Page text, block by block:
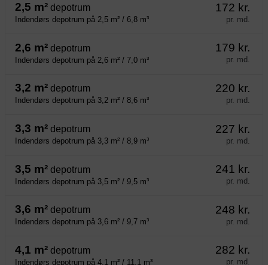
2,5 m² depotrum
Indendørs depotrum på 2,5 m² / 6,8 m³
172 kr.
pr. md.
2,6 m² depotrum
Indendørs depotrum på 2,6 m² / 7,0 m³
179 kr.
pr. md.
3,2 m² depotrum
Indendørs depotrum på 3,2 m² / 8,6 m³
220 kr.
pr. md.
3,3 m² depotrum
Indendørs depotrum på 3,3 m² / 8,9 m³
227 kr.
pr. md.
3,5 m² depotrum
Indendørs depotrum på 3,5 m² / 9,5 m³
241 kr.
pr. md.
3,6 m² depotrum
Indendørs depotrum på 3,6 m² / 9,7 m³
248 kr.
pr. md.
4,1 m² depotrum
Indendørs depotrum på 4,1 m² / 11,1 m³
282 kr.
pr. md.